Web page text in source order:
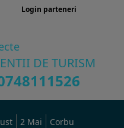
Login parteneri
DE TURISM
2 Mai
Corbu